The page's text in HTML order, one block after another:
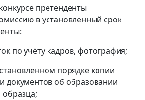
претенденты
в установленный срок
по учёту кадров, фотография;
порядке копии
документов об образовании
образца;